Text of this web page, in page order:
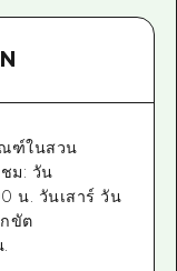
ฑ์ในสวน
ม: วัน
น. วันเสาร์ วัน
ขัต